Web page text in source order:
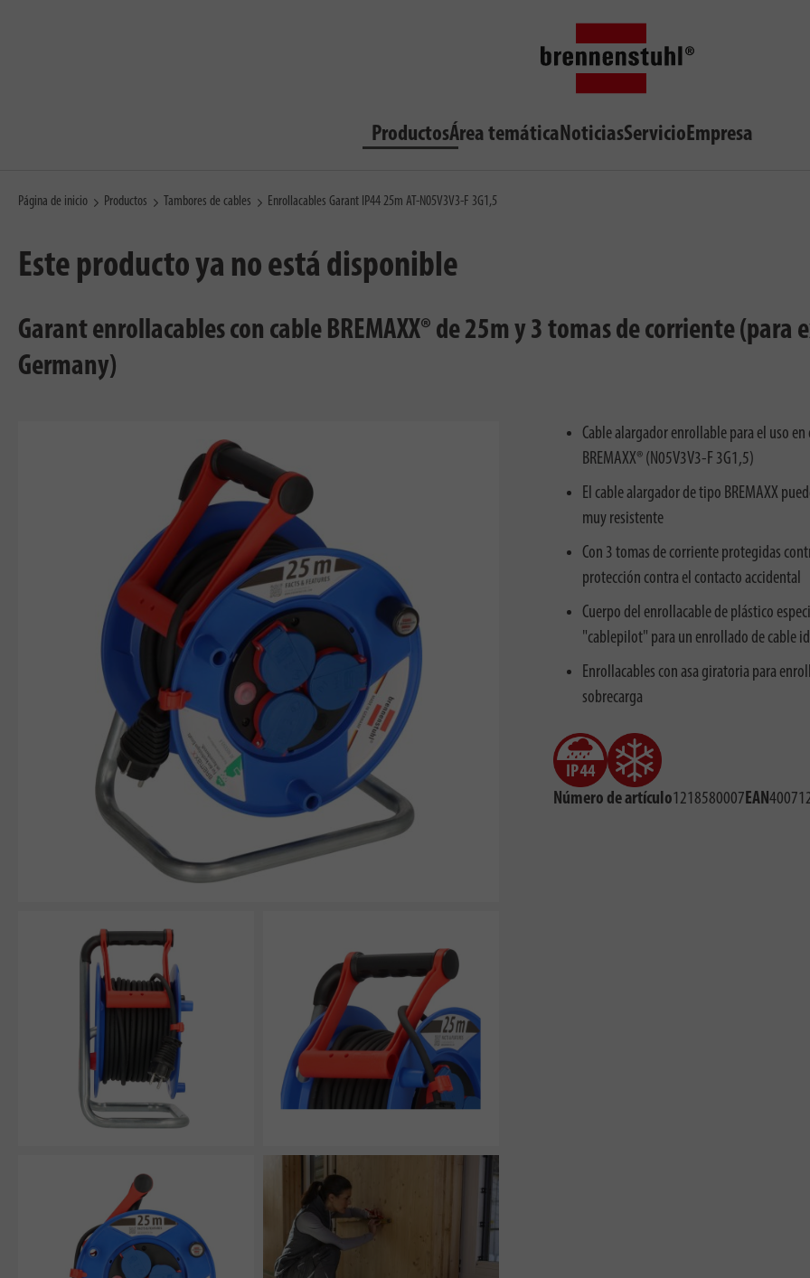
ProductosÁrea temáticaNoticiasServicioEmpresa
Página de inicio Productos Tambores de cables Enrollacables Garant IP44 25m AT-N05V3V3-F 3G1,5
Este producto ya no está disponible
Garant enrollacables con cable BREMAXX® de 25m y 3 tomas de corriente
Germany)
Cable alargador enrollable para el uso
BREMAXX® (N05V3V3-F 3G1,5)
El cable alargador de tipo BREMAXX
muy resistente
Con 3 tomas de corriente protegidas
protección contra el contacto accidental
Cuerpo del enrollacable de plástico
"cablepilot" para un enrollado de cable
Enrollacables con asa giratoria para
sobrecarga
Número de artículo1218580007EAN